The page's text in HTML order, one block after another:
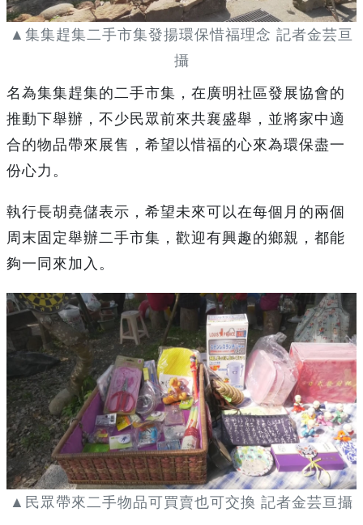
▲集集趕集二手市集發揚環保惜福理念 記者金芸亘
攝
名為集集趕集的二手市集，在廣明社區發展協會的
推動下舉辦，不少民眾前來共襄盛舉，並將家中適
合的物品帶來展售，希望以惜福的心來為環保盡一
份心力。
執行長胡堯儲表示，希望未來可以在每個月的兩個
周末固定舉辦二手市集，歡迎有興趣的鄉親，都能
夠一同來加入。
▲民眾帶來二手物品可買賣也可交換 記者金芸亘攝